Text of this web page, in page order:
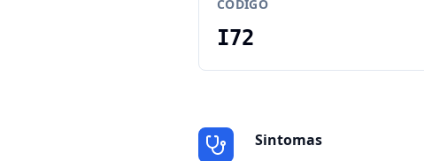
CODIGO
I72
Sintomas